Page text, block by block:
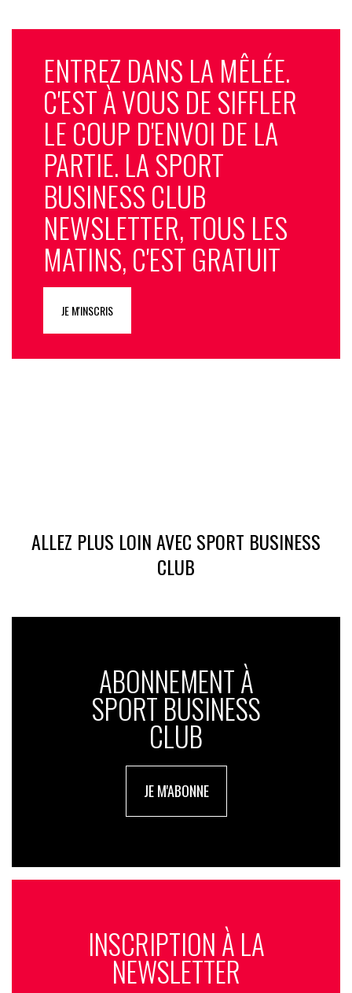
ENTREZ DANS LA MÊLÉE.
C'EST À VOUS DE SIFFLER
LE COUP D'ENVOI DE LA
PARTIE. LA SPORT
BUSINESS CLUB
NEWSLETTER, TOUS LES
MATINS, C'EST GRATUIT
JE M'INSCRIS
ALLEZ PLUS LOIN AVEC SPORT BUSINESS
CLUB
ABONNEMENT À
SPORT BUSINESS
CLUB
JE M'ABONNE
INSCRIPTION À LA
NEWSLETTER